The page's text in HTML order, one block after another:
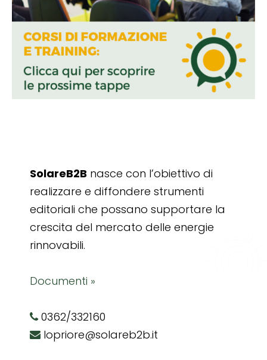
SolareB2B nasce con l’obiettivo di
realizzare e diffondere strumenti
editoriali che possano supportare la
crescita del mercato delle energie
rinnovabili.
Documenti »
0362/332160
lopriore@solareb2b.it